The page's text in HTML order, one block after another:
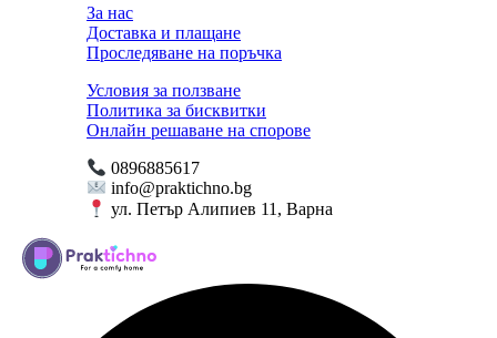
За нас
Доставка и плащане
Проследяване на поръчка
Условия за ползване
Политика за бисквитки
Онлайн решаване на спорове
0896885617
info@praktichno.bg
ул. Петър Алипиев 11, Варна